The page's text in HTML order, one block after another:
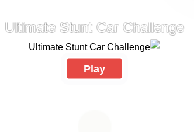
Ultimate Stunt Car Challenge
Play